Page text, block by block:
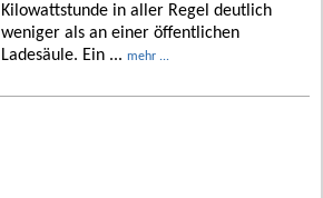
Kilowattstunde in aller Regel deutlich
weniger als an einer öffentlichen
Ladesäule. Ein ... mehr ...